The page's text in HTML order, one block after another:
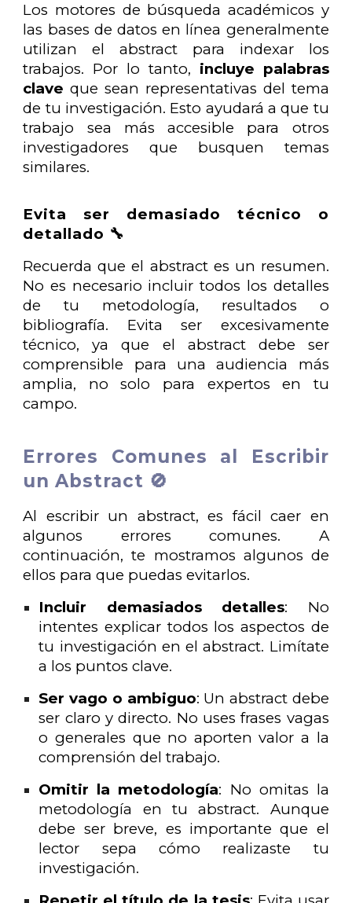
Los motores de búsqueda académicos y
las bases de datos en línea generalmente
utilizan el abstract para indexar los
trabajos. Por lo tanto, incluye palabras
clave que sean representativas del tema
de tu investigación. Esto ayudará a que tu
trabajo sea más accesible para otros
investigadores que busquen temas
similares.
Evita ser demasiado técnico o
detallado 🔧
Recuerda que el abstract es un resumen.
No es necesario incluir todos los detalles
de tu metodología, resultados o
bibliografía. Evita ser excesivamente
técnico, ya que el abstract debe ser
comprensible para una audiencia más
amplia, no solo para expertos en tu
campo.
Errores Comunes al Escribir
un Abstract 🚫
Al escribir un abstract, es fácil caer en
algunos errores comunes. A
continuación, te mostramos algunos de
ellos para que puedas evitarlos.
Incluir demasiados detalles: No
intentes explicar todos los aspectos de
tu investigación en el abstract. Limítate
a los puntos clave.
Ser vago o ambiguo: Un abstract debe
ser claro y directo. No uses frases vagas
o generales que no aporten valor a la
comprensión del trabajo.
Omitir la metodología: No omitas la
metodología en tu abstract. Aunque
debe ser breve, es importante que el
lector sepa cómo realizaste tu
investigación.